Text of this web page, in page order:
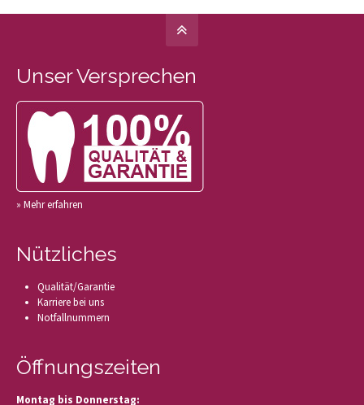
Unser Versprechen
» Mehr erfahren
Nützliches
Qualität/Garantie
Karriere bei uns
Notfallnummern
Öffnungszeiten
Montag bis Donnerstag: